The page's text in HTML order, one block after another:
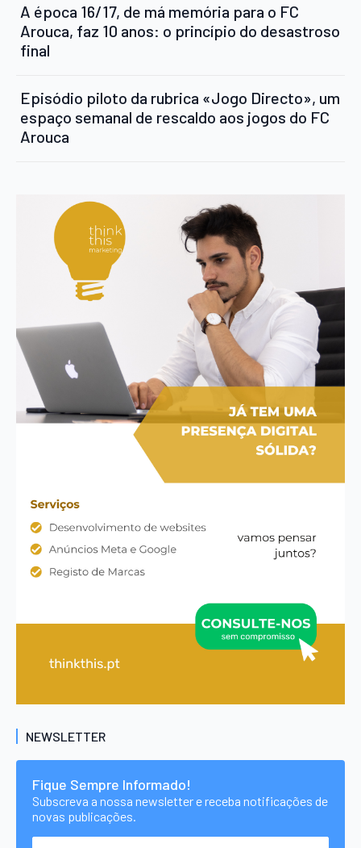
A época 16/17, de má memória para o FC
Arouca, faz 10 anos: o princípio do desastroso
final
Episódio piloto da rubrica «Jogo Directo», um
espaço semanal de rescaldo aos jogos do FC
Arouca
NEWSLETTER
Fique Sempre Informado!
Subscreva a nossa newsletter e receba notificações de
novas publicações.